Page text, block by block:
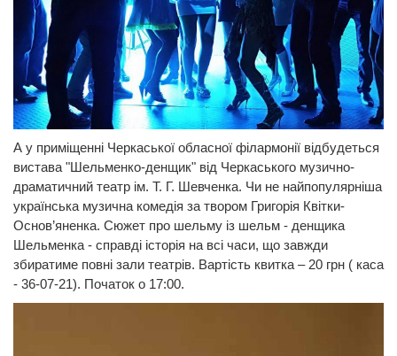
А у приміщенні Черкаської обласної філармонії відбудеться
вистава "Шельменко-денщик" від Черкаського музично-
драматичний театр ім. Т. Г. Шевченка. Чи не найпопулярніша
українська музична комедія за твором Григорія Квітки-
Основ’яненка. Сюжет про шельму із шельм - денщика
Шельменка - справді історія на всі часи, що завжди
збиратиме повні зали театрів. Вартість квитка – 20 грн ( каса
- 36-07-21). Початок о 17:00.